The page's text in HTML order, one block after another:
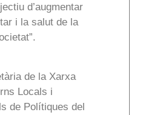
d’augmentar
i la salut de la
de la Xarxa
Locals i
de Polítiques del